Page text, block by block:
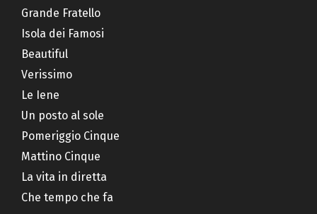
Grande Fratello
Isola dei Famosi
Beautiful
Verissimo
Le Iene
Un posto al sole
Pomeriggio Cinque
Mattino Cinque
La vita in diretta
Che tempo che fa